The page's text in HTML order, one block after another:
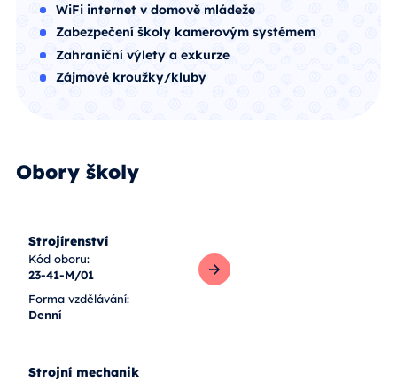
WiFi internet v domově mládeže
Zabezpečení školy kamerovým systémem
Zahraniční výlety a exkurze
Zájmové kroužky/kluby
Obory školy
Strojírenství
Kód oboru:
23-41-M/01
Forma vzdělávání:
Denní
Zobrazit více
Strojní mechanik